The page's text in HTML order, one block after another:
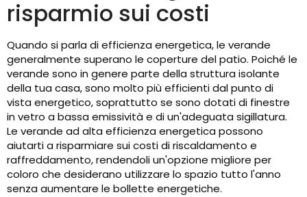
risparmio sui costi
Quando si parla di efficienza energetica, le verande
generalmente superano le coperture del patio. Poiché le
verande sono in genere parte della struttura isolante
della tua casa, sono molto più efficienti dal punto di
vista energetico, soprattutto se sono dotati di finestre
in vetro a bassa emissività e di un'adeguata sigillatura.
Le verande ad alta efficienza energetica possono
aiutarti a risparmiare sui costi di riscaldamento e
raffreddamento, rendendoli un'opzione migliore per
coloro che desiderano utilizzare lo spazio tutto l'anno
senza aumentare le bollette energetiche.